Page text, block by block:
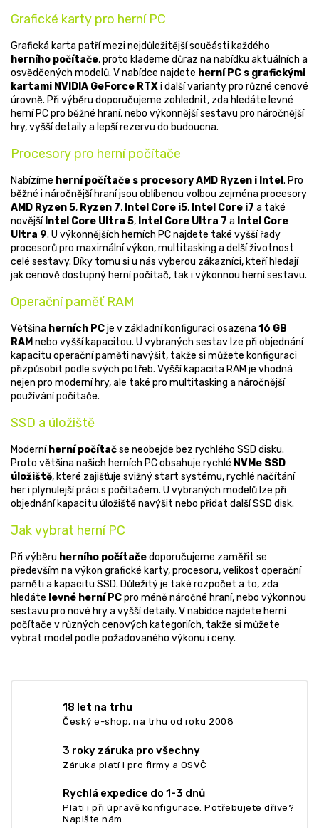
ý
i
s
u
Grafické karty pro herní PC
Grafická karta patří mezi nejdůležitější součásti každého
herního počítače, proto klademe důraz na nabídku aktuálních a
osvědčených modelů. V nabídce najdete herní PC s grafickými
kartami NVIDIA GeForce RTXi další varianty pro různé cenové
úrovně. Při výběru doporučujeme zohlednit, zda hledáte levné
herní PC pro běžné hraní, nebo výkonnější sestavu pro náročnější
hry, vyšší detaily a lepší rezervu do budoucna.
Procesory pro herní počítače
Nabízíme herní počítače s procesory AMD Ryzen i Intel . Pro
běžné i náročnější hraní jsou oblíbenou volbou zejména procesory
AMD Ryzen 5, Ryzen 7, Intel Core i5, Intel Core i7 a také
novější Intel Core Ultra 5, Intel Core Ultra 7 a Intel Core
Ultra 9. U výkonnějších herních PC najdete také vyšší řady
procesorů pro maximální výkon, multitasking a delší životnost
celé sestavy. Díky tomu si u nás vyberou zákazníci, kteří hledají
jak cenově dostupný herní počítač, tak i výkonnou herní sestavu.
Operační paměť RAM
Většina herních PCje v základní konfiguraci osazena 16 GB
RAM nebo vyšší kapacitou. U vybraných sestav lze při objednání
kapacitu operační paměti navýšit, takže si můžete konfiguraci
přizpůsobit podle svých potřeb. Vyšší kapacita RAM je vhodná
nejen pro moderní hry, ale také pro multitasking a náročnější
používání počítače.
SSD a úložiště
Moderní herní počítačse neobejde bez rychlého SSD disku.
Proto většina našich herních PC obsahuje rychlé NVMe SSD
úložiště, které zajišťuje svižný start systému, rychlé načítání
her i plynulejší práci s počítačem. U vybraných modelů lze při
objednání kapacitu úložiště navýšit nebo přidat další SSD disk.
Jak vybrat herní PC
Při výběru herního počítačedoporučujeme zaměřit se
především na výkon grafické karty, procesoru, velikost operační
paměti a kapacitu SSD. Důležitý je také rozpočet a to, zda
hledáte levné herní PCpro méně náročné hraní, nebo výkonnou
sestavu pro nové hry a vyšší detaily. V nabídce najdete herní
počítače v různých cenových kategoriích, takže si můžete
vybrat model podle požadovaného výkonu i ceny.
18 let na trhu
Český e-shop, na trhu od roku 2008
3 roky záruka pro všechny
Záruka platí i pro firmy a OSVČ
Rychlá expedice do 1-3 dnů
Platí i při úpravě konfigurace. Potřebujete dříve?
Napište nám.